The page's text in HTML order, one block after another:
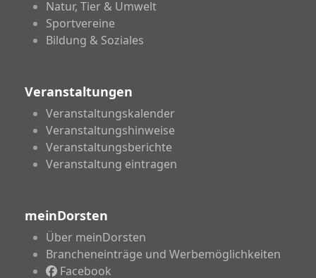
Natur, Tier & Umwelt
Sportvereine
Bildung & Soziales
Veranstaltungen
Veranstaltungskalender
Veranstaltungshinweise
Veranstaltungsberichte
Veranstaltung eintragen
meinDorsten
Über meinDorsten
Brancheneinträge und Werbemöglichkeiten
Facebook